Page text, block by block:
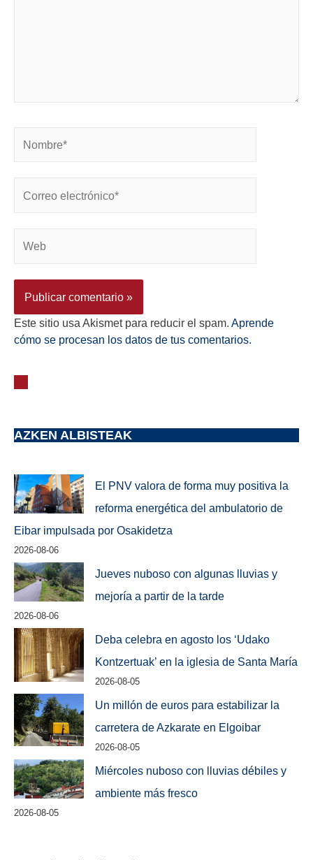
Este sitio usa Akismet para reducir el spam. Aprende
cómo se procesan los datos de tus comentarios.
AZKEN ALBISTEAK
El PNV valora de forma muy positiva la
reforma energética del ambulatorio de
Eibar impulsada por Osakidetza
2026-08-06
Jueves nuboso con algunas lluvias y
mejoría a partir de la tarde
2026-08-06
Deba celebra en agosto los ‘Udako
Kontzertuak’ en la iglesia de Santa María
2026-08-05
Un millón de euros para estabilizar la
carretera de Azkarate en Elgoibar
2026-08-05
Miércoles nuboso con lluvias débiles y
ambiente más fresco
2026-08-05